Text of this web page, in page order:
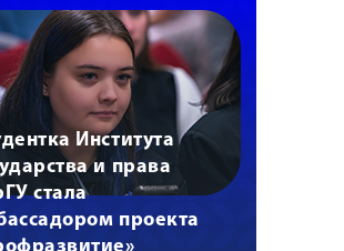
Института
и права
стала
проекта